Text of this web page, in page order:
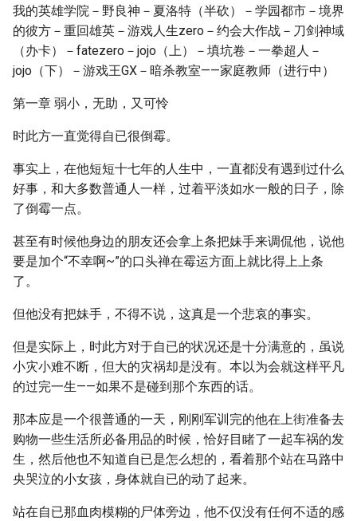
我的英雄学院－野良神－夏洛特（半砍）－学园都市－境界
的彼方－重回雄英－游戏人生zero－约会大作战－刀剑神域
（办卡）－fatezero－jojo（上）－填坑卷－一拳超人－
jojo（下）－游戏王GX－暗杀教室——家庭教师（进行中）
第一章 弱小，无助，又可怜
时此方一直觉得自已很倒霉。
事实上，在他短短十七年的人生中，一直都没有遇到过什么
好事，和大多数普通人一样，过着平淡如水一般的日子，除
了倒霉一点。
甚至有时候他身边的朋友还会拿上条把妹手来调侃他，说他
要是加个“不幸啊~”的口头禅在霉运方面上就比得上上条
了。
但他没有把妹手，不得不说，这真是一个悲哀的事实。
但是实际上，时此方对于自已的状况还是十分满意的，虽说
小灾小难不断，但大的灾祸却是没有。本以为会就这样平凡
的过完一生——如果不是碰到那个东西的话。
那本应是一个很普通的一天，刚刚军训完的他在上街准备去
购物一些生活所必备用品的时候，恰好目睹了一起车祸的发
生，然后他也不知道自已是怎么想的，看着那个站在马路中
央哭泣的小女孩，身体就自已的动了起来。
站在自已那血肉模糊的尸体旁边，他不仅没有任何不适的感